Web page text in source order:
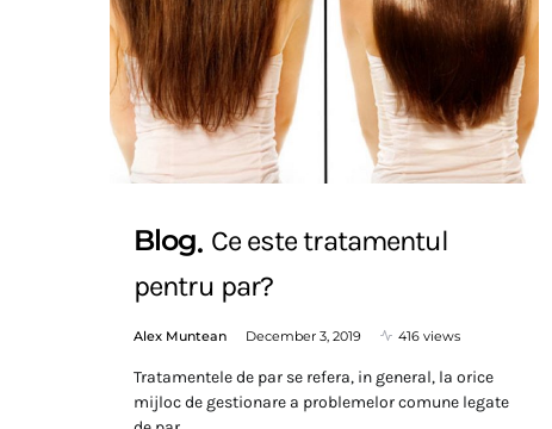
Blog Ce este tratamentul
pentru par?
Alex Muntean December 3, 2019 416 views
Tratamentele de par se refera, in general, la orice
mijloc de gestionare a problemelor comune legate